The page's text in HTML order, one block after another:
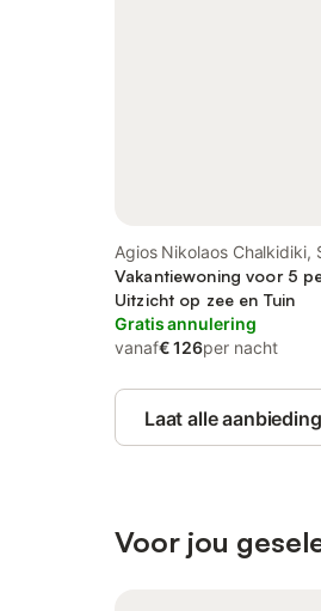
Agios Nikolaos Chalkidiki,
Schiereiland
Vakantiewoning voor 5
Uitzicht op zee en Tuin
Gratis annulering
vanaf€ 126per nacht
Laat alle
Voor jou